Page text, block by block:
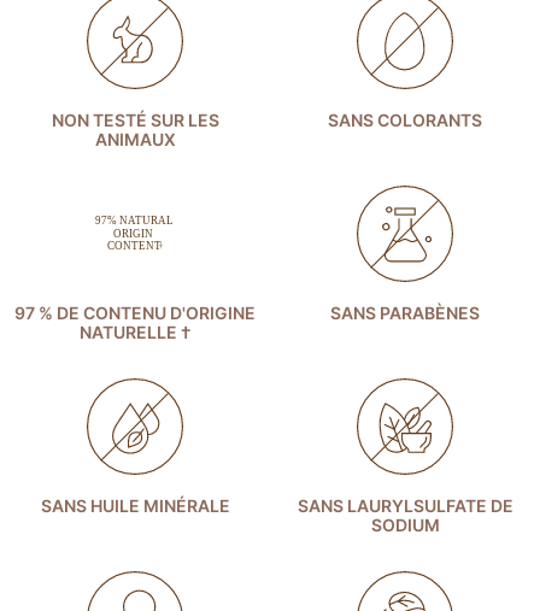
NON TESTÉ SUR LES
ANIMAUX
SANS COLORANTS
97 % DE CONTENU D'ORIGINE
NATURELLE †
SANS PARABÈNES
SANS HUILE MINÉRALE
SANS LAURYLSULFATE DE
SODIUM